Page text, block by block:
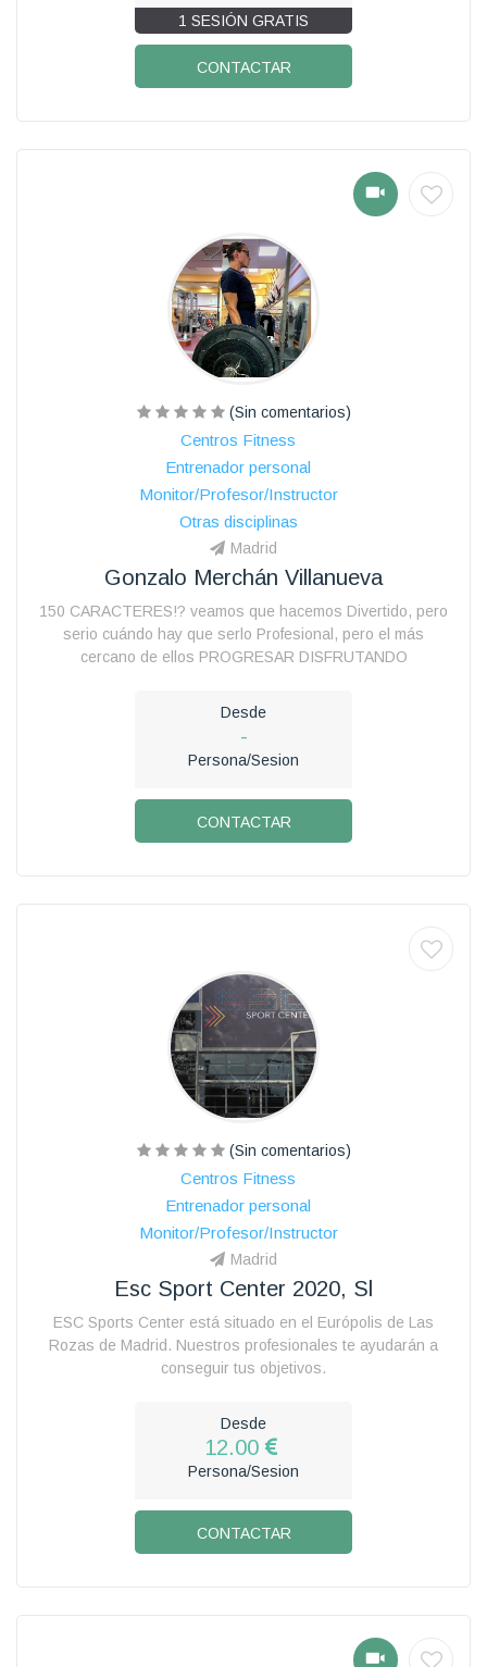
1 SESIÓN GRATIS
CONTACTAR
(Sin comentarios)
Centros Fitness
Entrenador personal
Monitor/Profesor/Instructor
Otras disciplinas
Madrid
Gonzalo Merchán Villanueva
150 CARACTERES!? veamos que hacemos Divertido, pero
serio cuándo hay que serlo Profesional, pero el más
cercano de ellos PROGRESAR DISFRUTANDO
Desde
-
Persona/Sesion
CONTACTAR
(Sin comentarios)
Centros Fitness
Entrenador personal
Monitor/Profesor/Instructor
Madrid
Esc Sport Center 2020, Sl
ESC Sports Center está situado en el Európolis de Las
Rozas de Madrid. Nuestros profesionales te ayudarán a
conseguir tus objetivos.
Desde
12.00
Persona/Sesion
CONTACTAR